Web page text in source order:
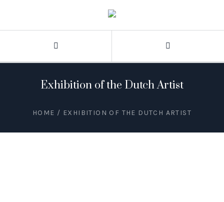
Exhibition of the Dutch Artist
HOME / EXHIBITION OF THE DUTCH ARTIST